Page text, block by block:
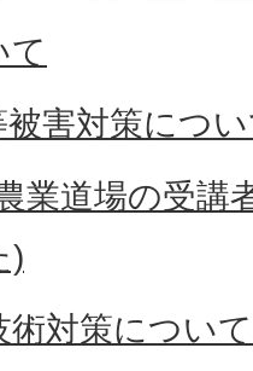
て
害対策につ
業道場の受講
)
対策について